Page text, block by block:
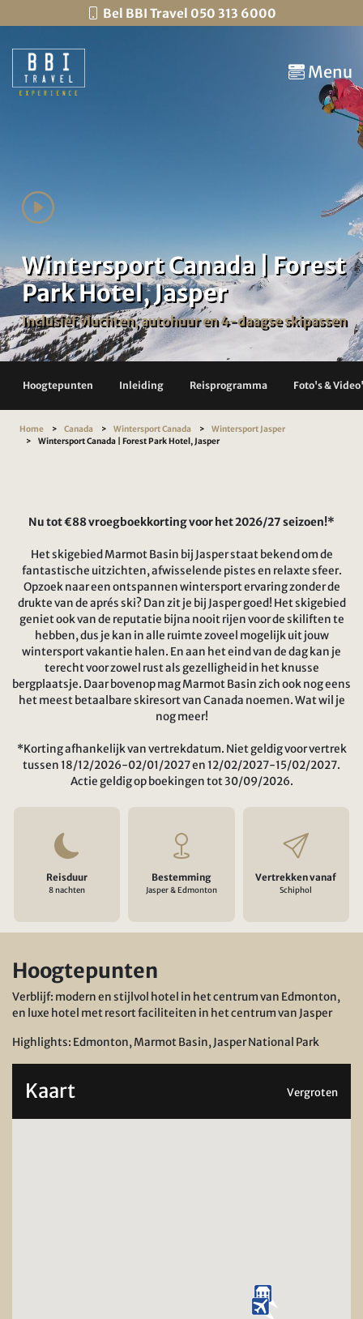
Bel BBI Travel 050 313 6000
Menu
Wintersport Canada | Forest
Park Hotel, Jasper
Inclusief vluchten, autohuur en 4-daagse skipassen
Hoogtepunten Inleiding Reisprogramma Foto's &
Home Canada Wintersport Canada
Wintersport Jasper
Wintersport Canada | Forest Park Hotel, Jasper
Nu tot €88 vroegboekkorting voor het 2026/27 seizoen!*
Het skigebied Marmot Basin bij Jasper staat bekend om de
fantastische uitzichten, afwisselende pistes en relaxte sfeer.
Opzoek naar een ontspannen wintersport ervaring zonder de
drukte van de aprés ski? Dan zit je bij Jasper goed! Het skigebied
geniet ook van de reputatie bijna nooit rijen voor de skiliften te
hebben, dus je kan in alle ruimte zoveel mogelijk uit jouw
wintersport vakantie halen. En aan het eind van de dag kan je
terecht voor zowel rust als gezelligheid in het knusse
bergplaatsje. Daar bovenop mag Marmot Basin zich ook nog eens
het meest betaalbare skiresort van Canada noemen. Wat wil je
nog meer!
*Korting afhankelijk van vertrekdatum. Niet geldig voor vertrek
tussen 18/12/2026-02/01/2027 en 12/02/2027-15/02/2027.
Actie geldig op boekingen tot 30/09/2026.
Reisduur
8 nachten
Bestemming
Jasper & Edmonton
Vertrekken vanaf
Schiphol
Hoogtepunten
Verblijf: modern en stijlvol hotel in het centrum van Edmonton,
en luxe hotel met resort faciliteiten in het centrum van Jasper
Highlights: Edmonton, Marmot Basin, Jasper National Park
Kaart Vergroten